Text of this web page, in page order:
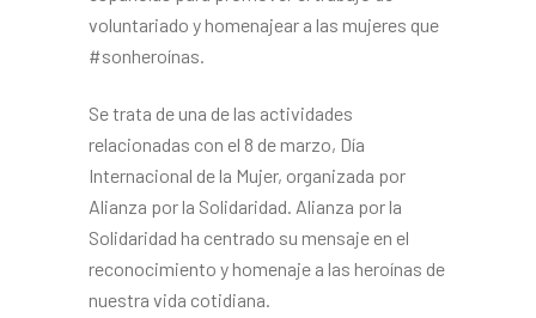
voluntariado y homenajear a las mujeres que
#sonheroínas.
Se trata de una de las actividades
relacionadas con el 8 de marzo, Día
Internacional de la Mujer, organizada por
Alianza por la Solidaridad. Alianza por la
Solidaridad ha centrado su mensaje en el
reconocimiento y homenaje a las heroínas de
nuestra vida cotidiana.